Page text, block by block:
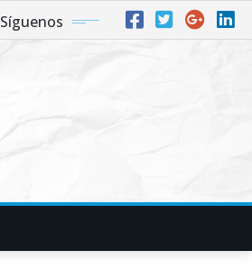
Síguenos